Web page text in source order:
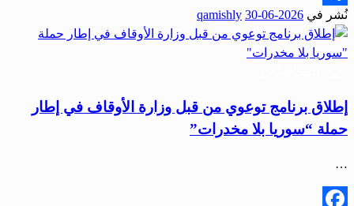
Share
نُشر في 2026-06-30
qamishly
إطلاق برنامج توعوي من قبل وزارة الأوقاف في إطار
حملة “سوريا بلا مخدرات”
…